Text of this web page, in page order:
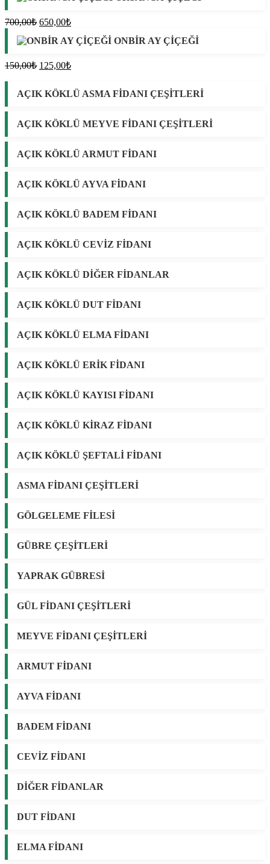
700,00₺ Orijinal
700,00₺.
650,00₺Şu
fiyat:
ONBİR AY ÇİÇEĞİ
150,00₺ Orijinal
150,00₺.
125,00₺Şu
125,00₺.
AÇIK KÖKLÜ ASMA FİDANI ÇEŞİTLERİ
AÇIK KÖKLÜ MEYVE FİDANI ÇEŞİTLERİ
AÇIK KÖKLÜ ARMUT FİDANI
AÇIK KÖKLÜ AYVA FİDANI
AÇIK KÖKLÜ BADEM FİDANI
AÇIK KÖKLÜ CEVİZ FİDANI
AÇIK KÖKLÜ DİĞER FİDANLAR
AÇIK KÖKLÜ DUT FİDANI
AÇIK KÖKLÜ ELMA FİDANI
AÇIK KÖKLÜ ERİK FİDANI
AÇIK KÖKLÜ KAYISI FİDANI
AÇIK KÖKLÜ KİRAZ FİDANI
AÇIK KÖKLÜ ŞEFTALİ FİDANI
ASMA FİDANI ÇEŞİTLERİ
GÖLGELEME FİLESİ
GÜBRE ÇEŞİTLERİ
YAPRAK GÜBRESİ
GÜL FİDANI ÇEŞİTLERİ
MEYVE FİDANI ÇEŞİTLERİ
ARMUT FİDANI
AYVA FİDANI
BADEM FİDANI
CEVİZ FİDANI
DİĞER FİDANLAR
DUT FİDANI
ELMA FİDANI